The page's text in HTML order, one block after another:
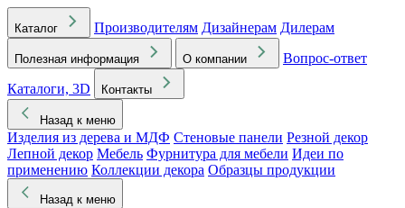
Каталог Производителям Дизайнерам Дилерам
Полезная информация О компании
Вопрос-ответ
Каталоги, 3D
Контакты
Назад к меню
Изделия из дерева и МДФ Стеновые панели Резной декор
Лепной декор Мебель Фурнитура для мебели Идеи по
применению Коллекции декора Образцы продукции
Назад к меню